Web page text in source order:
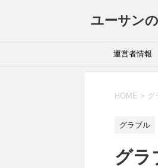
ユーサン
運営者情報
HOME > グ
グラブル
グラ